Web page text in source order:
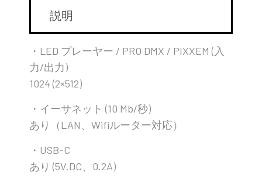
説明
・LED プレーヤー / PRO DMX / PIXXEM (入
力/出力)
1024 (2×512)
・イーサネット (10 Mb/秒)
あり（LAN、Wifiルーター対応）
・USB-C
あり (5V.DC、0.2A)